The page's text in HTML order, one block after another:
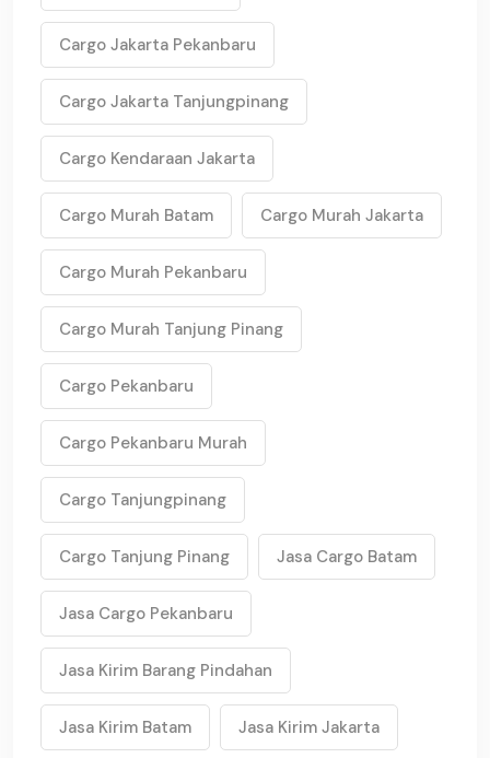
Cargo Jakarta Pekanbaru
Cargo Jakarta Tanjungpinang
Cargo Kendaraan Jakarta
Cargo Murah Batam Cargo Murah Jakarta
Cargo Murah Pekanbaru
Cargo Murah Tanjung Pinang
Cargo Pekanbaru
Cargo Pekanbaru Murah
Cargo Tanjungpinang
Cargo Tanjung Pinang Jasa Cargo Batam
Jasa Cargo Pekanbaru
Jasa Kirim Barang Pindahan
Jasa Kirim Batam Jasa Kirim Jakarta